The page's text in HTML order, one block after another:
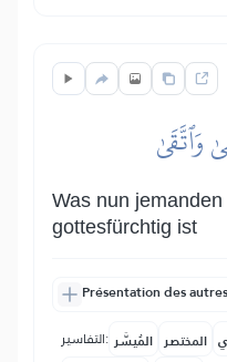
وَٱتَّقَىٰ
Was nun
gottesfürchtig ist
Présentation des
التفاسير: المُيسَّر المختصر